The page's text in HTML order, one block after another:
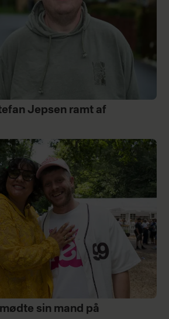
Jepsen ramt af
sin mand på